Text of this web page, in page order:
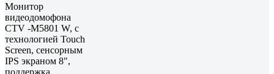
Монитор
видеодомофона
CTV -M5801 W, с
технологией Touch
Screen, сенсорным
IPS экраном 8",
поддержка